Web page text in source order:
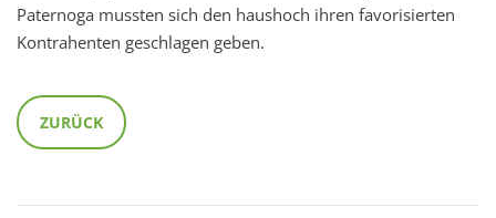
Paternoga mussten sich den haushoch ihren favorisierten
Kontrahenten geschlagen geben.
ZURÜCK